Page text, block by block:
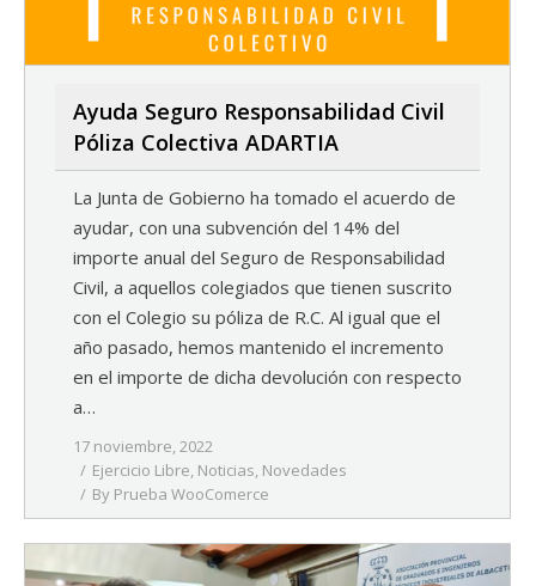
Ayuda Seguro Responsabilidad Civil
Póliza Colectiva ADARTIA
La Junta de Gobierno ha tomado el acuerdo de
ayudar, con una subvención del 14% del
importe anual del Seguro de Responsabilidad
Civil, a aquellos colegiados que tienen suscrito
con el Colegio su póliza de R.C. Al igual que el
año pasado, hemos mantenido el incremento
en el importe de dicha devolución con respecto
a…
17 noviembre, 2022
Ejercicio Libre, Noticias, Novedades
By Prueba WooComerce